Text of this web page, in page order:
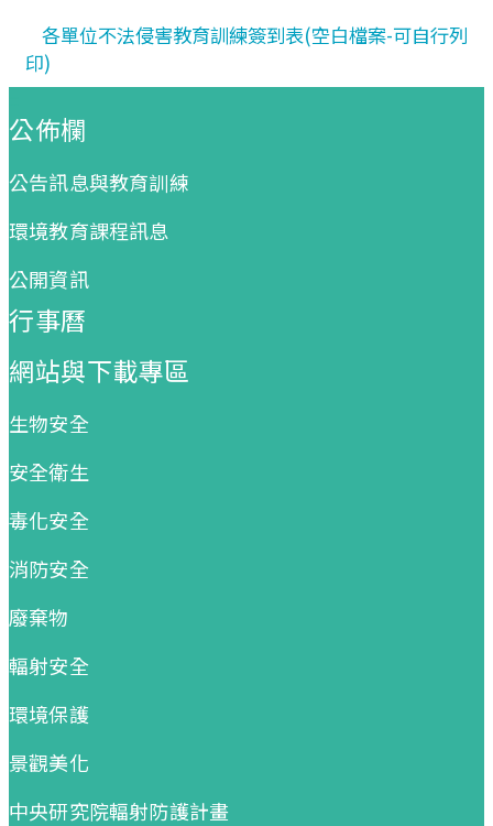
各單位不法侵害教育訓練簽到表(空白檔案-可自行列
印)
公佈欄
公告訊息與教育訓練
環境教育課程訊息
公開資訊
行事曆
網站與下載專區
生物安全
安全衛生
毒化安全
消防安全
廢棄物
輻射安全
環境保護
景觀美化
中央研究院輻射防護計畫